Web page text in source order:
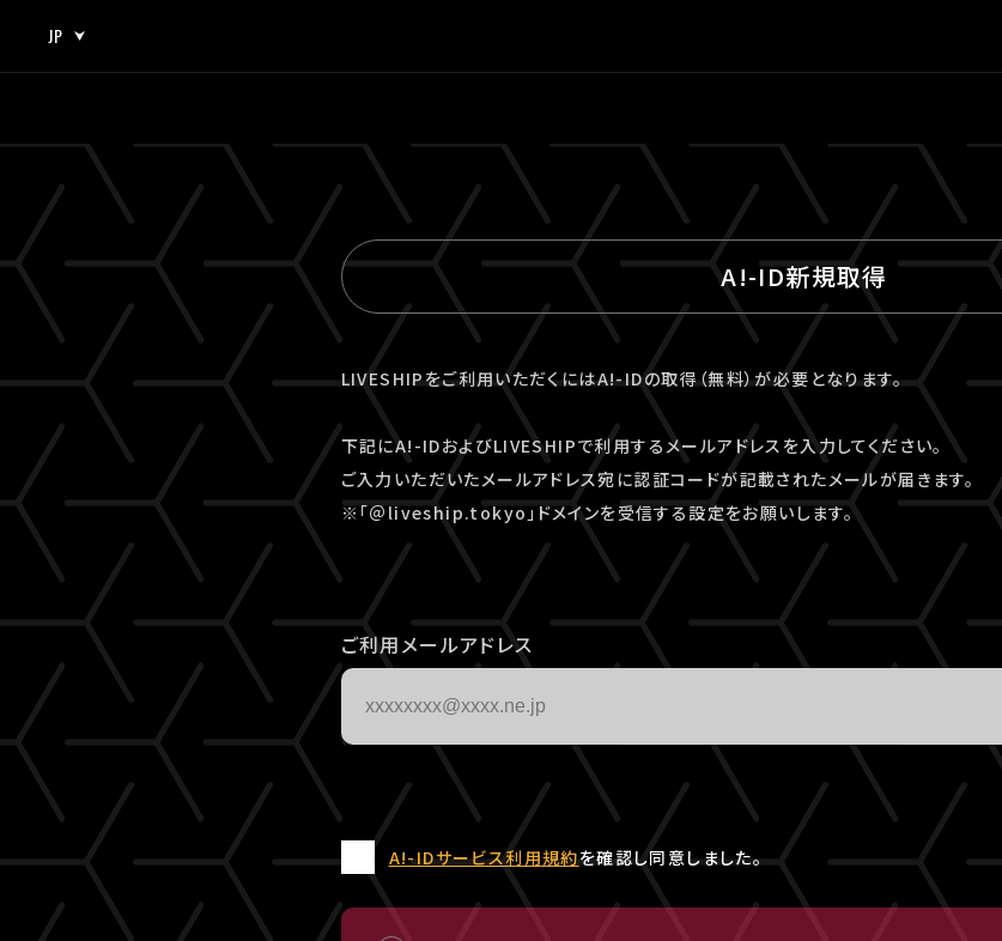
JP
EN
A!-ID新規取得
LIVESHIPをご利用いただくにはA!-IDの取得（無料）が必要となります。
下記にA!-IDおよびLIVESHIPで利用するメールアドレスを入力してください。
ご入力いただいたメールアドレス宛に認証コードが記載されたメールが届きます。
※「＠liveship.tokyo」ドメインを受信する設定をお願いします。
ご利用メールアドレス
A!-IDサービス利用規約を確認し同意しました。